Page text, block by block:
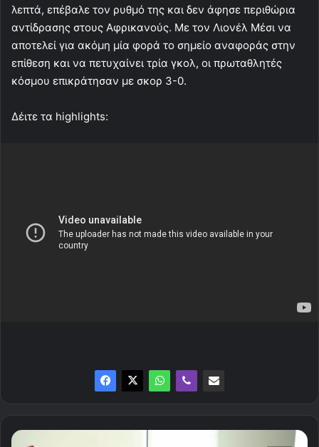
λεπτά, επέβαλε τον ρυθμό της και δεν άφησε περιθώρια
αντίδρασης στους Αφρικανούς. Με τον Λιονέλ Μέσι να
αποτελεί για ακόμη μία φορά το σημείο αναφοράς στην
επίθεση και να πετυχαίνει τρία γκολ, οι πρωταθλητές
κόσμου επικράτησαν με σκορ 3-0.
Δέιτε τα highlights:
Η